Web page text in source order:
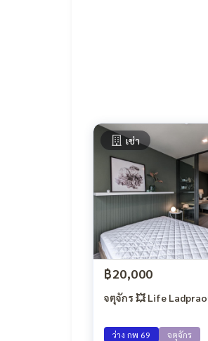
เช่า
฿20,000
จตุจักร 💥 Life
ว่าง กพ 69 จตุจักร